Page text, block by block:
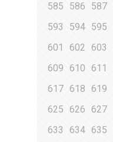
585
586 587
593
594 595
601
602 603
609
610 611
617 618 619
625
626 627
633
634 635